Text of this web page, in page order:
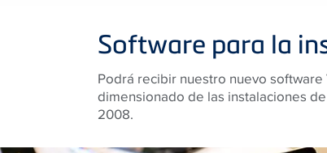
Software para la
Podrá recibir nuestro nuevo software
dimensionado de las instalaciones
2008.